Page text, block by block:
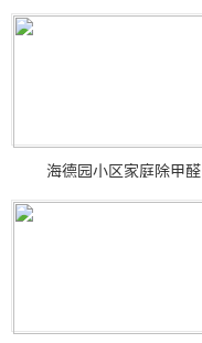
海德园小区家庭除甲醛